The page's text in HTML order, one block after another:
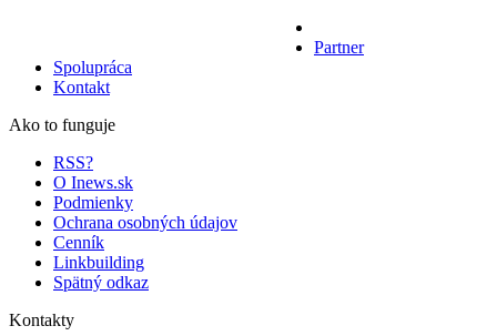
Partner
Spolupráca
Kontakt
Ako to funguje
RSS?
O Inews.sk
Podmienky
Ochrana osobných údajov
Cenník
Linkbuilding
Spätný odkaz
Kontakty